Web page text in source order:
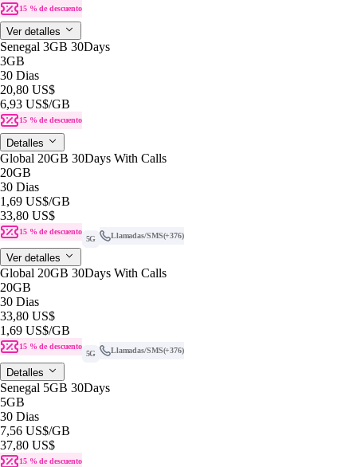
15 % de descuento
Ver detalles
Senegal 3GB 30Days
3GB
30 Dias
20,80 US$
6,93 US$/GB
15 % de descuento
Detalles
Global 20GB 30Days With Calls
20GB
30 Dias
1,69 US$/GB
33,80 US$
15 % de descuento
5G
Llamadas/SMS(+376)
Ver detalles
Global 20GB 30Days With Calls
20GB
30 Dias
33,80 US$
1,69 US$/GB
15 % de descuento
5G
Llamadas/SMS(+376)
Detalles
Senegal 5GB 30Days
5GB
30 Dias
7,56 US$/GB
37,80 US$
15 % de descuento